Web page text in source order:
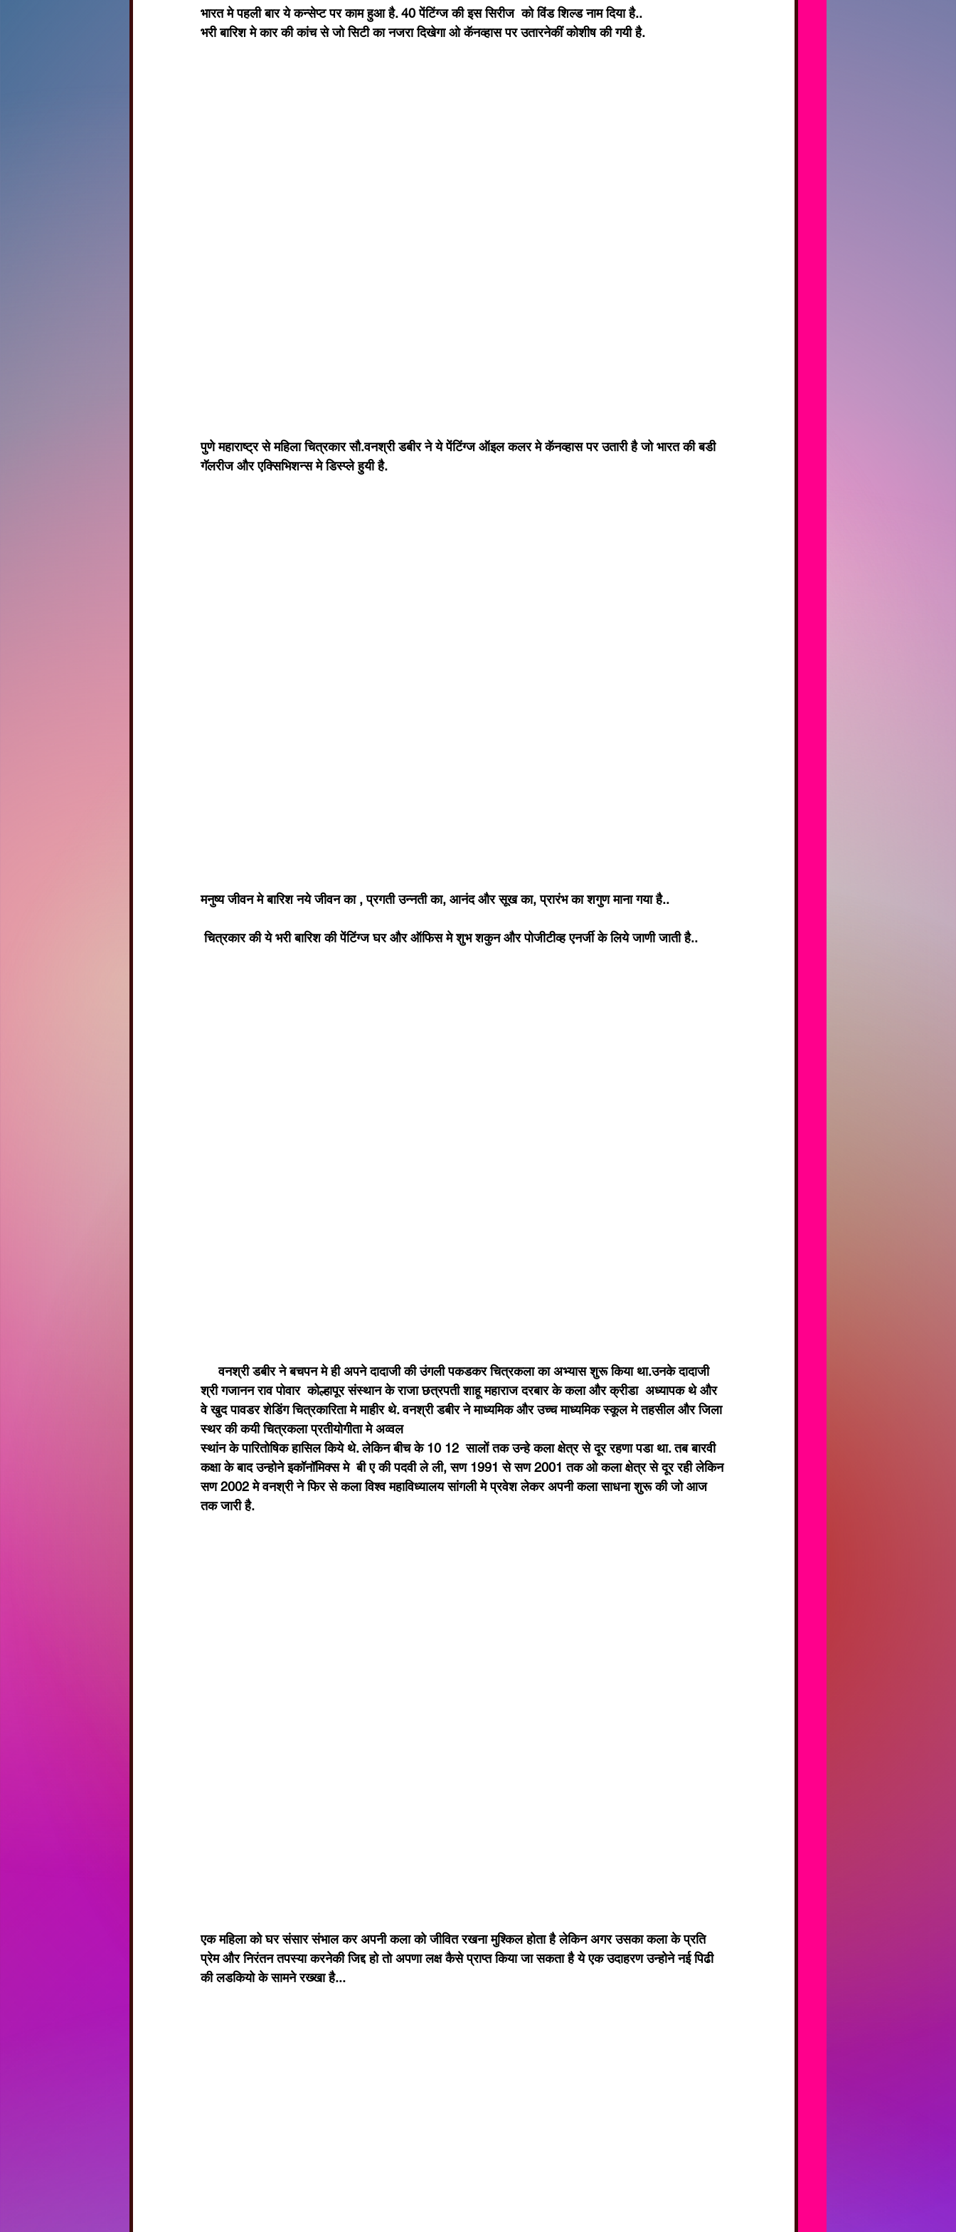
भारत मे पहली बार ये कन्सेप्ट पर काम हुआ है. 40 पेंटिंग्ज की इस सिरीज  को विंड शिल्ड नाम दिया है..
भरी बारिश मे कार की कांच से जो सिटी का नजरा दिखेगा ओ कॅनव्हास पर उतारनेकीं कोशीष की गयी है.
पुणे महाराष्ट्र से महिला चित्रकार सौ.वनश्री डबीर ने ये पेंटिंग्ज ऑइल कलर मे कॅनव्हास पर उतारी है जो भारत की बडी
गॅलरीज और एक्सिभिशन्स मे डिस्प्ले हुयी है.
मनुष्य जीवन मे बारिश नये जीवन का , प्रगती उन्नती का, आनंद और सूख का, प्रारंभ का शगुण माना गया है..
चित्रकार की ये भरी बारिश की पेंटिंग्ज घर और ऑफिस मे शुभ शकुन और पोजीटीव्ह एनर्जी के लिये जाणी जाती है..
     वनश्री डबीर ने बचपन मे ही अपने दादाजी की उंगली पकडकर चित्रकला का अभ्यास शुरू किया था.उनके दादाजी
श्री गजानन राव पोवार  कोल्हापूर संस्थान के राजा छत्रपती शाहू महाराज दरबार के कला और क्रीडा  अध्यापक थे और
वे खुद पावडर शेडिंग चित्रकारिता मे माहीर थे. वनश्री डबीर ने माध्यमिक और उच्च माध्यमिक स्कूल मे तहसील और जिला
स्थर की कयी चित्रकला प्रतीयोगीता मे अव्वल
स्थांन के पारितोषिक हासिल किये थे. लेकिन बीच के 10 12  सालों तक उन्हे कला क्षेत्र से दूर रहणा पडा था. तब बारवी
कक्षा के बाद उन्होने इकॉनॉमिक्स मे  बी ए की पदवी ले ली, सण 1991 से सण 2001 तक ओ कला क्षेत्र से दूर रही लेकिन
सण 2002 मे वनश्री ने फिर से कला विश्व महाविध्यालय सांगली मे प्रवेश लेकर अपनी कला साधना शुरू की जो आज
तक जारी है.
एक महिला को घर संसार संभाल कर अपनी कला को जीवित रखना मुश्किल होता है लेकिन अगर उसका कला के प्रति
प्रेम और निरंतन तपस्या करनेकी जिद्द हो तो अपणा लक्ष कैसे प्राप्त किया जा सकता है ये एक उदाहरण उन्होने नई पिढी
की लडकियो के सामने रख्खा है...